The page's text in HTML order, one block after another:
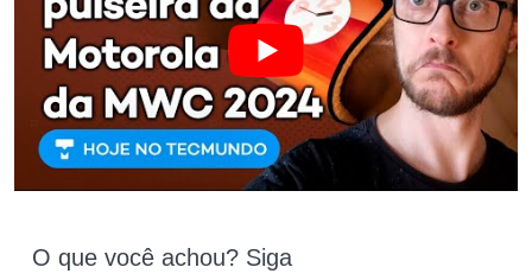
O que você achou? Siga